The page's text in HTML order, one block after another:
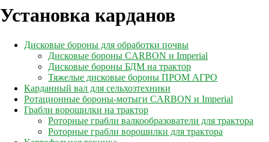
Установка карданов
Дисковые бороны для обработки почвы
Дисковые бороны CARBON и Imperial
Дисковые бороны БДМ на трактор
Тяжелые дисковые бороны ПРОМ АГРО
Карданный вал для сельхозтехники
Ротационные бороны-мотыги CARBON и Imperial
Грабли ворошилки на трактор
Роторные грабли валкообразователи для трактора
Роторные грабли ворошилки для трактора